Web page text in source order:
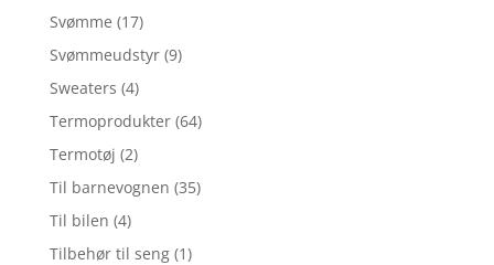
Svømme (17)
Svømmeudstyr (9)
Sweaters (4)
Termoprodukter (64)
Termotøj (2)
Til barnevognen (35)
Til bilen (4)
Tilbehør til seng (1)